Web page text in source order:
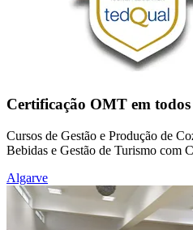
Certificação OMT em
Cursos de Gestão e Produção de
Bebidas e Gestão de Turismo com
Algarve